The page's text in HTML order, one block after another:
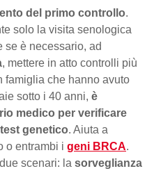
del primo controllo.
solo la visita senologica
se è necessario, ad
, mettere in atto controlli più
famiglia che hanno avuto
sotto i 40 anni, è
medico per verificare
genetico. Aiuta a
o entrambi i geni BRCA.
scenari: la sorveglianza